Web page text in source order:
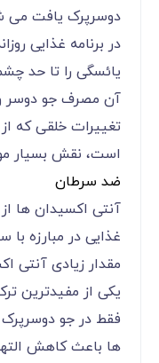
دوسرپرک یافت می
در برنامه غذایی
یائسگی را تا حد
آن مصرف جو دوسر و
تغییرات خلقی که
است، نقش بسیار
ضد سرطان
آنتی اکسیدان ها
غذایی در مبارزه
مقدار زیادی آنتی
یکی از مفیدترین
فقط در جو
ها باعث کاهش